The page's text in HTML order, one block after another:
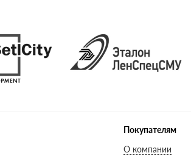
Покупателям
О компании